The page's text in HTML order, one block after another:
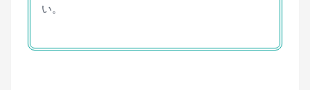
い。